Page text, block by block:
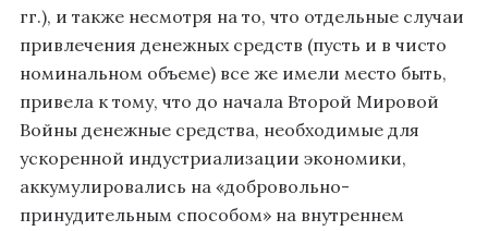
гг.), и также несмотря на то, что отдельные случаи
привлечения денежных средств (пусть и в чисто
номинальном объеме) все же имели место быть,
привела к тому, что до начала Второй Мировой
Войны денежные средства, необходимые для
ускоренной индустриализации экономики,
аккумулировались на «добровольно-
принудительным способом» на внутреннем